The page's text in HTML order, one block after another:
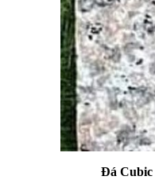
Đá Cubic